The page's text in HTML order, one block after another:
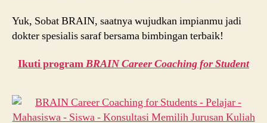
Yuk, Sobat BRAIN, saatnya wujudkan impianmu jadi
dokter spesialis saraf bersama bimbingan terbaik!
Ikuti programBRAIN Career Coaching for Student